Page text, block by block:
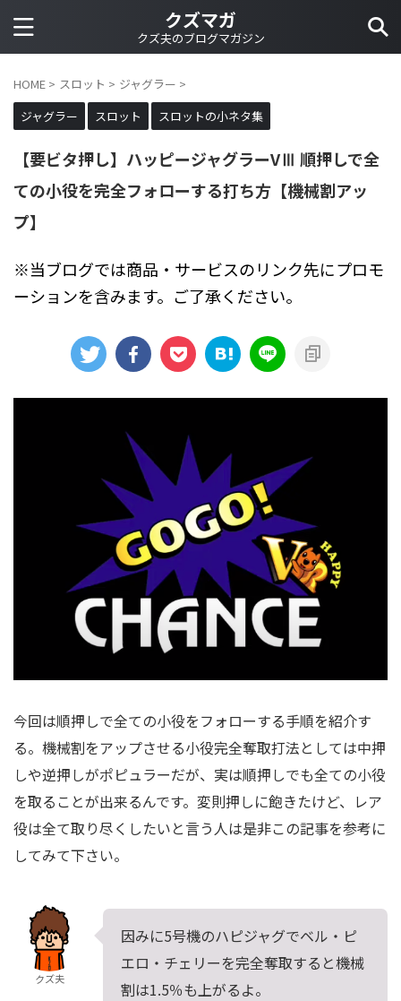
クズマガ
クズ夫のブログマガジン
HOME > スロット > ジャグラー >
ジャグラー
スロット スロットの小ネタ集
【要ビタ押し】ハッピージャグラーVⅢ 順押しで全
ての小役を完全フォローする打ち方【機械割アッ
プ】
※当ブログでは商品・サービスのリンク先にプロモ
ーションを含みます。ご了承ください。
今回は順押しで全ての小役をフォローする手順を紹介す
る。機械割をアップさせる小役完全奪取打法としては中押
しや逆押しがポピュラーだが、実は順押しでも全ての小役
を取ることが出来るんです。変則押しに飽きたけど、レア
役は全て取り尽くしたいと言う人は是非この記事を参考に
してみて下さい。
クズ夫
因みに5号機のハピジャグでベル・ピ
エロ・チェリーを完全奪取すると機械
割は1.5％も上がるよ。